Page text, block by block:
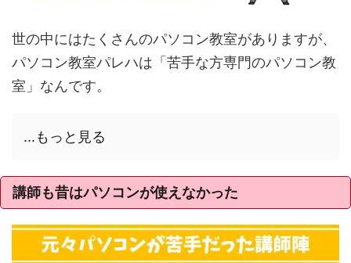
世の中にはたくさんのパソコン教室がありますが、
パソコン教室パレハは「苦手な方専門のパソコン教
室」なんです。
...もっと見る
講師も昔はパソコンが使えなかった